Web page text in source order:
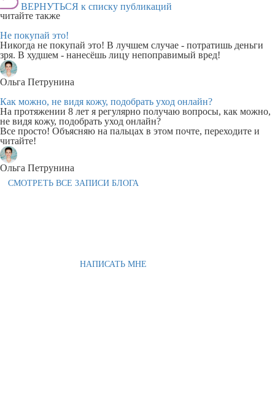
ВЕРНУТЬСЯ к списку публикаций
читайте также
Не покупай это!
Никогда не покупай это! В лучшем случае - потратишь деньги
зря. В худшем - нанесёшь лицу непоправимый вред!
Ольга Петрунина
Как можно, не видя кожу, подобрать уход онлайн?
На протяжении 8 лет я регулярно получаю вопросы, как можно,
не видя кожу, подобрать уход онлайн?
Все просто! Объясняю на пальцах в этом почте, переходите и
читайте!
Ольга Петрунина
СМОТРЕТЬ ВСЕ ЗАПИСИ БЛОГА
НАПИСАТЬ МНЕ